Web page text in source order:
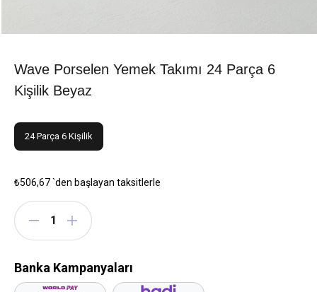
Wave Porselen Yemek Takımı 24 Parça 6
Kişilik Beyaz
24 Parça 6 Kişilik
₺506,67`den başlayan taksitlerle
Banka Kampanyaları